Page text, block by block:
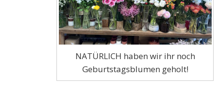
NATÜRLICH haben wir ihr noch
Geburtstagsblumen geholt!